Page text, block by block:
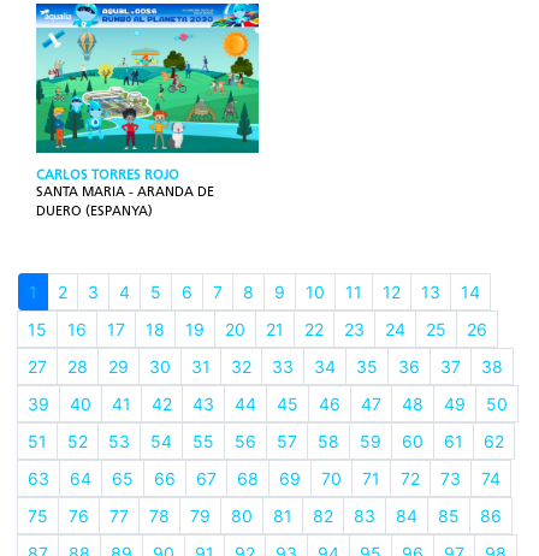
CARLOS TORRES ROJO
SANTA MARIA - ARANDA DE
DUERO (ESPANYA)
1 2 3 4 5 6 7 8 9 10 11 12 13
14
15
16 17 18 19 20 21 22 23 24 25
26
27
28 29 30 31 32 33 34 35 36 37
38
39
40 41 42 43 44 45 46 47 48 49
50
51
52 53 54 55 56 57 58 59 60 61
62
63
64 65 66 67 68 69 70 71 72 73
74
75
76 77 78 79 80 81 82 83 84 85
86